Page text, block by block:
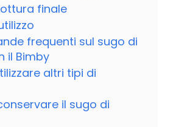
finale
frequenti sul sugo di
il Bimby
altri tipi di
il sugo di